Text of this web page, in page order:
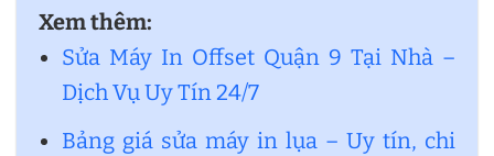
Xem thêm:
Sửa Máy In Offset Quận 9 Tại Nhà –
Dịch Vụ Uy Tín 24/7
Bảng giá sửa máy in lụa – Uy tín, chi